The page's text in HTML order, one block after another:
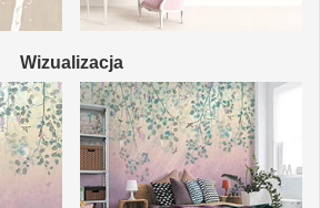
Wizualizacja